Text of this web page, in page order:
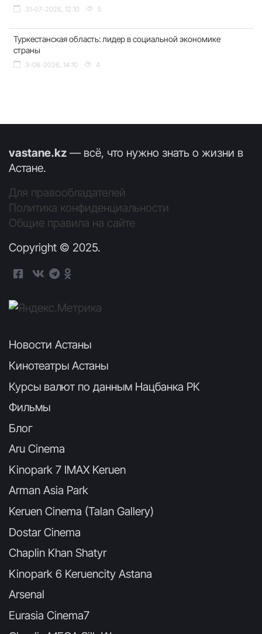
31-07-2026, 12:10 5
Туркестанская область: лидер в социальной экономике
страны
3-08-2026, 14:10 4
vastane.kz — всё, что нужно знать о жизни в
Астане.
Для правообладателей
Политика конфиденциальности
Общие правила на сайте
Copyright © 2025.
Новости Астаны
Кинотеатры Астаны
Курсы валют по данным Нацбанка РК
Фильмы
Блог
Aru Cinema
Kinopark 7 IMAX Keruen
Arman Asia Park
Keruen Cinema (Talan Gallery)
Dostar Cinema
Chaplin Khan Shatyr
Kinopark 6 Keruencity Astana
Arsenal
Eurasia Cinema7